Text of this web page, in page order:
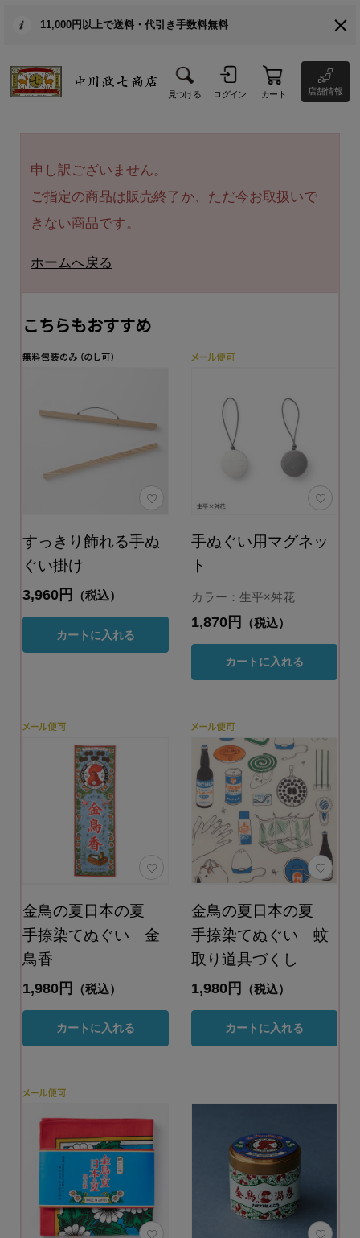
11,000円以上で送料・代引き手数料無料
見つける ログイン カート 店舗情報
申し訳ございません。
ご指定の商品は販売終了か、ただ今お取扱いで
きない商品です。
ホームへ戻る
こちらもおすすめ
すっきり飾れる手ぬ
ぐい掛け
3,960円 （税込）
カートに入れる
手ぬぐい用マグネッ
ト
カラー：生平×舛花
1,870円 （税込）
カートに入れる
金鳥の夏日本の夏
手捺染てぬぐい 金
鳥香
1,980円 （税込）
カートに入れる
金鳥の夏日本の夏
手捺染てぬぐい 蚊
取り道具づくし
1,980円 （税込）
カートに入れる